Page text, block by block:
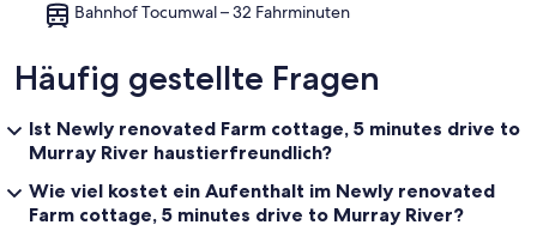
Bahnhof Tocumwal – 32 Fahrminuten
Häufig gestellte Fragen
Ist Newly renovated Farm cottage, 5 minutes drive to
Murray River haustierfreundlich?
Wie viel kostet ein Aufenthalt im Newly renovated
Farm cottage, 5 minutes drive to Murray River?